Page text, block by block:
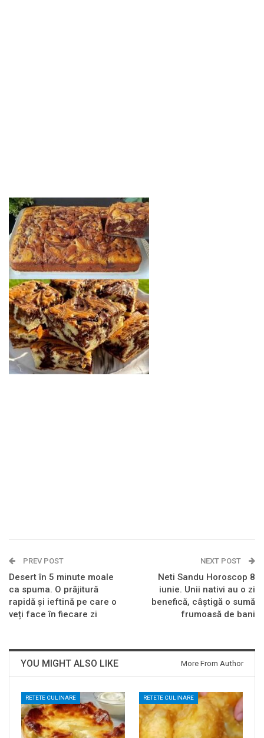
PREV POST
Desert în 5 minute moale
ca spuma. O prăjitură
rapidă și ieftină pe care o
veți face în fiecare zi
NEXT POST
Neti Sandu Horoscop 8
iunie. Unii nativi au o zi
benefică, câștigă o sumă
frumoasă de bani
YOU MIGHT ALSO LIKE More From Author
RETETE CULINARE RETETE CULINARE